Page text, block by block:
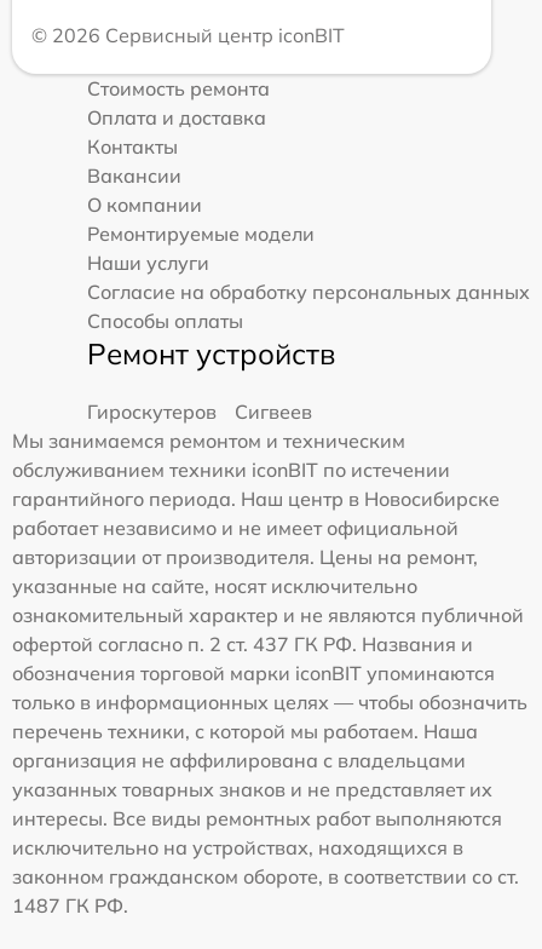
© 2026 Сервисный центр iconBIT
Стоимость ремонта
Оплата и доставка
Контакты
Вакансии
О компании
Ремонтируемые модели
Наши услуги
Согласие на обработку персональных данных
Способы оплаты
Ремонт устройств
Гироскутеров
Сигвеев
Мы занимаемся ремонтом и техническим
обслуживанием техники iconBIT по истечении
гарантийного периода. Наш центр в Новосибирске
работает независимо и не имеет официальной
авторизации от производителя. Цены на ремонт,
указанные на сайте, носят исключительно
ознакомительный характер и не являются публичной
офертой согласно п. 2 ст. 437 ГК РФ. Названия и
обозначения торговой марки iconBIT упоминаются
только в информационных целях — чтобы обозначить
перечень техники, с которой мы работаем. Наша
организация не аффилирована с владельцами
указанных товарных знаков и не представляет их
интересы. Все виды ремонтных работ выполняются
исключительно на устройствах, находящихся в
законном гражданском обороте, в соответствии со ст.
1487 ГК РФ.